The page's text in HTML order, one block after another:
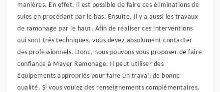
manières. En effet, il est possible de faire ces éliminations de
suies en procédant par le bas. Ensuite, il y a aussi les travaux
de ramonage par le haut. Afin de réaliser ces interventions
qui sont très techniques, vous devez absolument contacter
des professionnels. Donc, nous pouvons vous proposer de faire
confiance à Mayer Ramonage. Il peut utiliser des
équipements appropriés pour faire un travail de bonne
qualité. Si vous voulez des renseignements complémentaires,